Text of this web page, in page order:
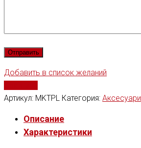
Добавить в список желаний
Артикул: MKTPL Категория: Аксесуари
Описание
Характеристики